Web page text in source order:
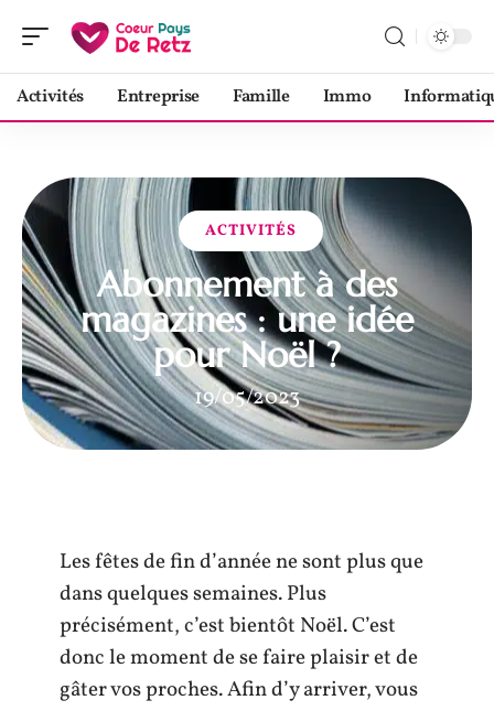
Activités Entreprise Famille Immo
ACTIVITÉS
Abonnement à des
magazines : une idée
pour Noël ?
19/05/2023
Les fêtes de fin d’année ne sont plus que
dans quelques semaines. Plus
précisément, c’est bientôt Noël. C’est
donc le moment de se faire plaisir et de
gâter vos proches. Afin d’y arriver, vous